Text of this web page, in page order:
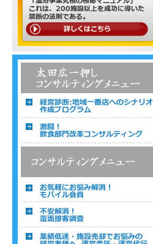
温浴・温泉・スーパー銭湯コンサルティン
グメニュー一覧